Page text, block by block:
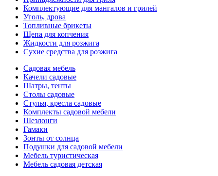
Комплектующие для мангалов и грилей
Уголь, дрова
Топливные брикеты
Щепа для копчения
Жидкости для розжига
Сухие средства для розжига
Садовая мебель
Качели садовые
Шатры, тенты
Столы садовые
Стулья, кресла садовые
Комплекты садовой мебели
Шезлонги
Гамаки
Зонты от солнца
Подушки для садовой мебели
Мебель туристическая
Мебель садовая детская